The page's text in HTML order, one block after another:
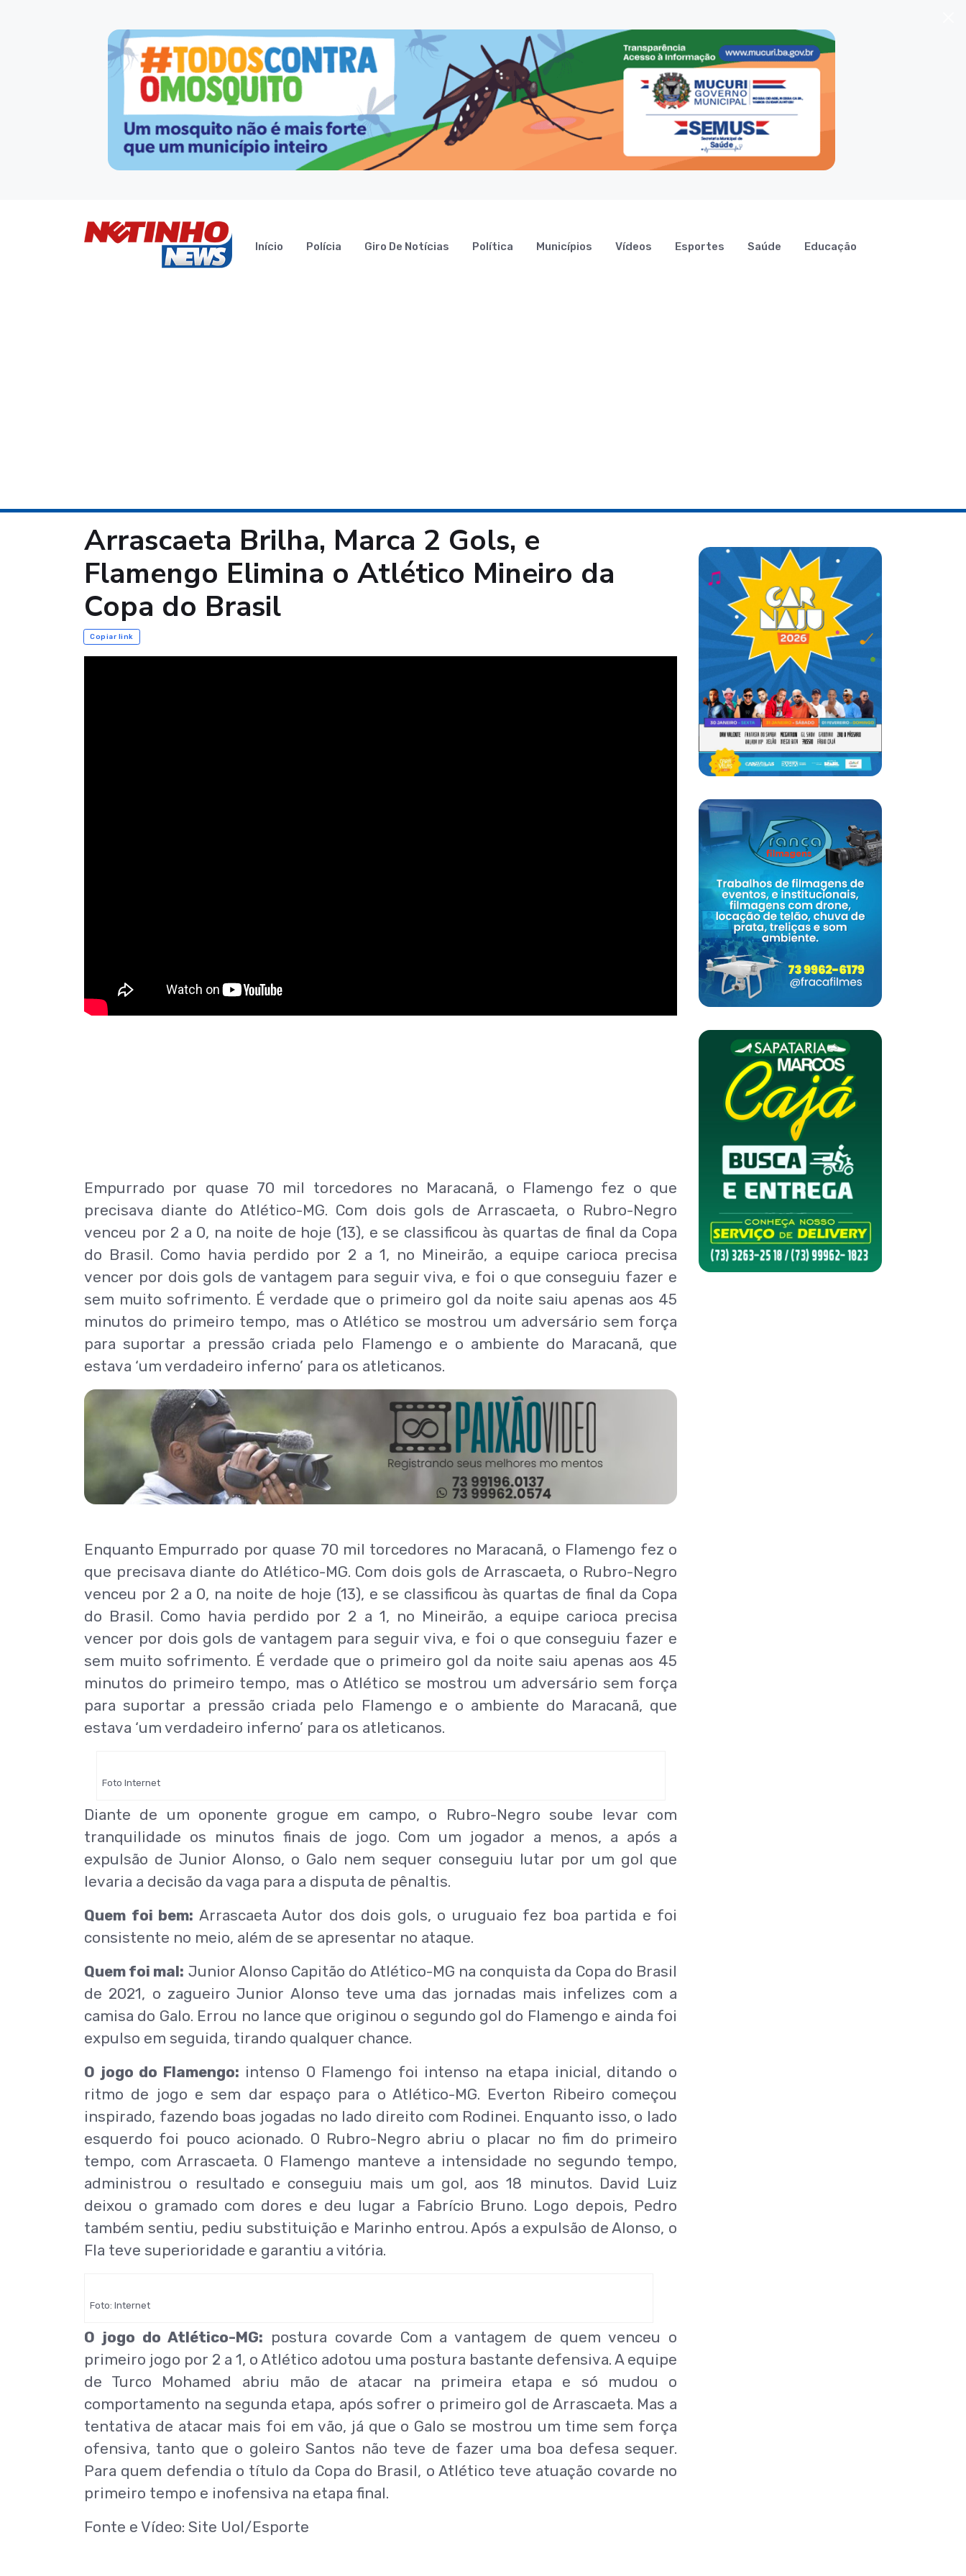
Início Polícia Giro De Notícias Política Municípios Vídeos Esportes Saúde Educação
Arrascaeta Brilha, Marca 2 Gols, e
Flamengo Elimina o Atlético Mineiro da
Copa do Brasil
Copiar link
Empurrado por quase 70 mil torcedores no Maracanã, o Flamengo fez o que
precisava diante do Atlético-MG. Com dois gols de Arrascaeta, o Rubro-Negro
venceu por 2 a 0, na noite de hoje (13), e se classificou às quartas de final da Copa
do Brasil. Como havia perdido por 2 a 1, no Mineirão, a equipe carioca precisa
vencer por dois gols de vantagem para seguir viva, e foi o que conseguiu fazer e
sem muito sofrimento. É verdade que o primeiro gol da noite saiu apenas aos 45
minutos do primeiro tempo, mas o Atlético se mostrou um adversário sem força
para suportar a pressão criada pelo Flamengo e o ambiente do Maracanã, que
estava ‘um verdadeiro inferno’ para os atleticanos.
Enquanto Empurrado por quase 70 mil torcedores no Maracanã, o Flamengo fez o
que precisava diante do Atlético-MG. Com dois gols de Arrascaeta, o Rubro-Negro
venceu por 2 a 0, na noite de hoje (13), e se classificou às quartas de final da Copa
do Brasil. Como havia perdido por 2 a 1, no Mineirão, a equipe carioca precisa
vencer por dois gols de vantagem para seguir viva, e foi o que conseguiu fazer e
sem muito sofrimento. É verdade que o primeiro gol da noite saiu apenas aos 45
minutos do primeiro tempo, mas o Atlético se mostrou um adversário sem força
para suportar a pressão criada pelo Flamengo e o ambiente do Maracanã, que
estava ‘um verdadeiro inferno’ para os atleticanos.
Foto Internet
Diante de um oponente grogue em campo, o Rubro-Negro soube levar com
tranquilidade os minutos finais de jogo. Com um jogador a menos, a após a
expulsão de Junior Alonso, o Galo nem sequer conseguiu lutar por um gol que
levaria a decisão da vaga para a disputa de pênaltis.
Quem foi bem: Arrascaeta Autor dos dois gols, o uruguaio fez boa partida e foi
consistente no meio, além de se apresentar no ataque.
Quem foi mal: Junior Alonso Capitão do Atlético-MG na conquista da Copa do Brasil
de 2021, o zagueiro Junior Alonso teve uma das jornadas mais infelizes com a
camisa do Galo. Errou no lance que originou o segundo gol do Flamengo e ainda foi
expulso em seguida, tirando qualquer chance.
O jogo do Flamengo: intenso O Flamengo foi intenso na etapa inicial, ditando o
ritmo de jogo e sem dar espaço para o Atlético-MG. Everton Ribeiro começou
inspirado, fazendo boas jogadas no lado direito com Rodinei. Enquanto isso, o lado
esquerdo foi pouco acionado. O Rubro-Negro abriu o placar no fim do primeiro
tempo, com Arrascaeta. O Flamengo manteve a intensidade no segundo tempo,
administrou o resultado e conseguiu mais um gol, aos 18 minutos. David Luiz
deixou o gramado com dores e deu lugar a Fabrício Bruno. Logo depois, Pedro
também sentiu, pediu substituição e Marinho entrou. Após a expulsão de Alonso, o
Fla teve superioridade e garantiu a vitória.
Foto: Internet
O jogo do Atlético-MG: postura covarde Com a vantagem de quem venceu o
primeiro jogo por 2 a 1, o Atlético adotou uma postura bastante defensiva. A equipe
de Turco Mohamed abriu mão de atacar na primeira etapa e só mudou o
comportamento na segunda etapa, após sofrer o primeiro gol de Arrascaeta. Mas a
tentativa de atacar mais foi em vão, já que o Galo se mostrou um time sem força
ofensiva, tanto que o goleiro Santos não teve de fazer uma boa defesa sequer.
Para quem defendia o título da Copa do Brasil, o Atlético teve atuação covarde no
primeiro tempo e inofensiva na etapa final.
Fonte e Vídeo: Site Uol/Esporte